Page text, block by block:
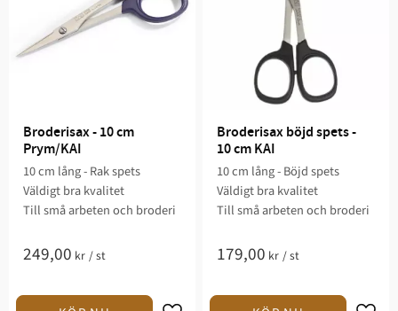
Broderisax - 10 cm
Prym/KAI
10 cm lång - Rak spets
Väldigt bra kvalitet
Till små arbeten och broderi
249,00 kr /st
Broderisax böjd spets -
10 cm KAI
10 cm lång - Böjd spets
Väldigt bra kvalitet
Till små arbeten och broderi
179,00 kr /st